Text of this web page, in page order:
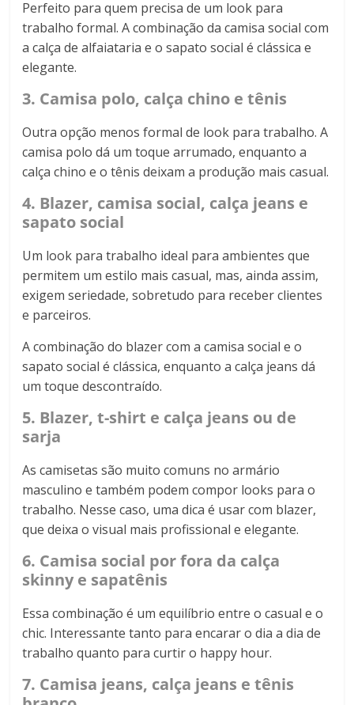
Perfeito para quem precisa de um look para
trabalho formal. A combinação da camisa social com
a calça de alfaiataria e o sapato social é clássica e
elegante.
3. Camisa polo, calça chino e tênis
Outra opção menos formal de look para trabalho. A
camisa polo dá um toque arrumado, enquanto a
calça chino e o tênis deixam a produção mais casual.
4. Blazer, camisa social, calça jeans e
sapato social
Um look para trabalho ideal para ambientes que
permitem um estilo mais casual, mas, ainda assim,
exigem seriedade, sobretudo para receber clientes
e parceiros.
A combinação do blazer com a camisa social e o
sapato social é clássica, enquanto a calça jeans dá
um toque descontraído.
5. Blazer, t-shirt e calça jeans ou de
sarja
As camisetas são muito comuns no armário
masculino e também podem compor looks para o
trabalho. Nesse caso, uma dica é usar com blazer,
que deixa o visual mais profissional e elegante.
6. Camisa social por fora da calça
skinny e sapatênis
Essa combinação é um equilíbrio entre o casual e o
chic. Interessante tanto para encarar o dia a dia de
trabalho quanto para curtir o happy hour.
7. Camisa jeans, calça jeans e tênis